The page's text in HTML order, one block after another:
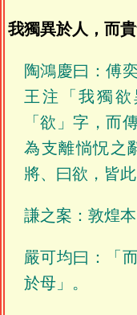
我獨異於人，而貴
陶鴻慶曰：傅
王注「我獨
「欲」字，而
為支離惝怳之
將、曰欲，皆
謙之案：敦煌
嚴可均曰：「
於母」。